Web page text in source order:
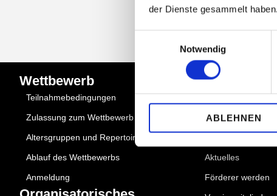
der Dienste gesammelt haben.
Notwendig
ABLEHNEN
Wettbewerb
Teilnahmebedingungen
Zulassung zum Wettbewerb
Altersgruppen und Repertoire
Ablauf des Wettbewerbs
Anmeldung
Quick Links
Partner
Aktuelles
Förderer werden